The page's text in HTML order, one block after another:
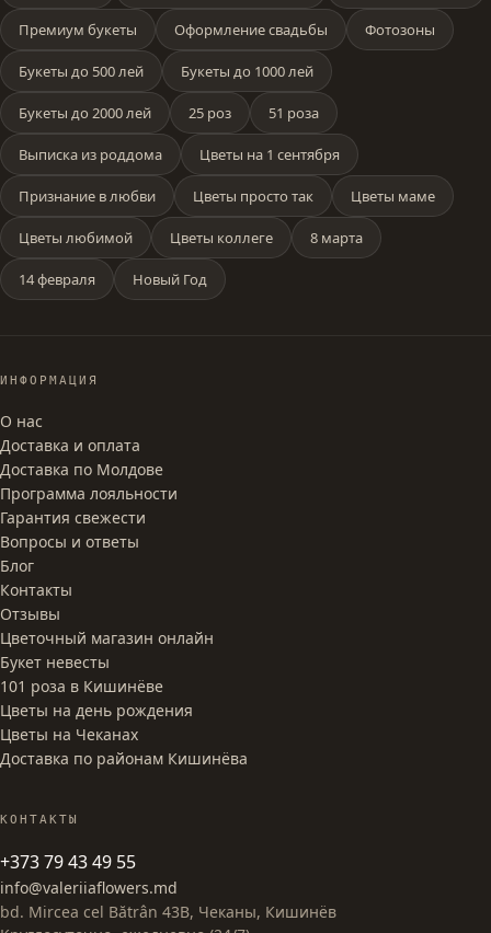
Премиум букеты Оформление свадьбы Фотозоны
Букеты до 500 лей Букеты до 1000 лей
Букеты до 2000 лей 25 роз 51 роза
Выписка из роддома Цветы на 1 сентября
Признание в любви Цветы просто так Цветы маме
Цветы любимой Цветы коллеге 8 марта
14 февраля Новый Год
ИНФОРМАЦИЯ
О нас
Доставка и оплата
Доставка по Молдове
Программа лояльности
Гарантия свежести
Вопросы и ответы
Блог
Контакты
Отзывы
Цветочный магазин онлайн
Букет невесты
101 роза в Кишинёве
Цветы на день рождения
Цветы на Чеканах
Доставка по районам Кишинёва
КОНТАКТЫ
+373 79 43 49 55
info@valeriiaflowers.md
bd. Mircea cel Bătrân 43B, Чеканы, Кишинёв